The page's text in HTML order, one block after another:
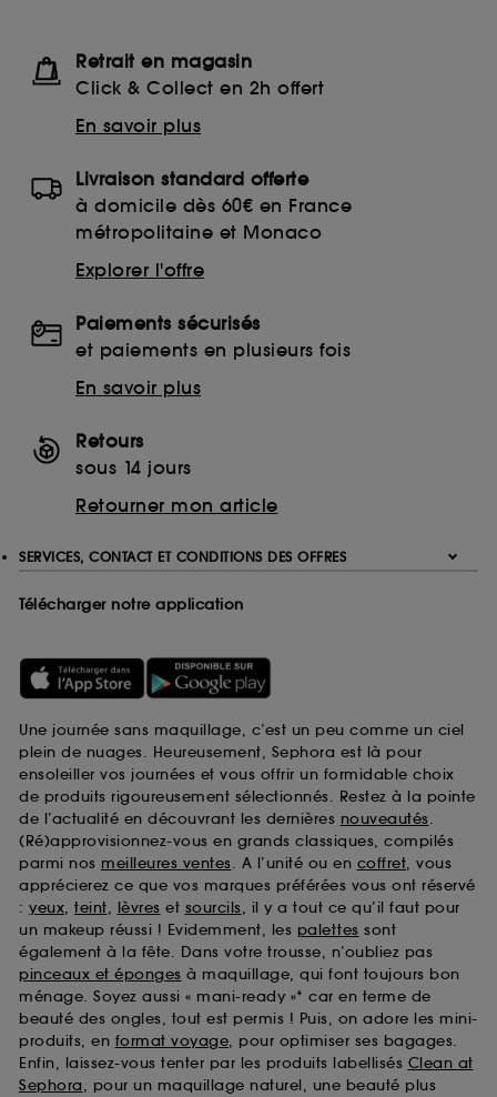
Retrait en magasin
Click & Collect en 2h offert
En savoir plus
Livraison standard offerte
à domicile dès 60€ en France
métropolitaine et Monaco
Explorer l'offre
Paiements sécurisés
et paiements en plusieurs fois
En savoir plus
Retours
sous 14 jours
Retourner mon article
SERVICES, CONTACT ET CONDITIONS DES OFFRES
Télécharger notre application
Une journée sans maquillage, c’est un peu comme un ciel
plein de nuages. Heureusement, Sephora est là pour
ensoleiller vos journées et vous offrir un formidable choix
de produits rigoureusement sélectionnés. Restez à la pointe
de l’actualité en découvrant les dernières nouveautés.
(Ré)approvisionnez-vous en grands classiques, compilés
parmi nos meilleures ventes. A l’unité ou en coffret, vous
apprécierez ce que vos marques préférées vous ont réservé
: yeux, teint, lèvres et sourcils, il y a tout ce qu’il faut pour
un makeup réussi ! Evidemment, les palettes sont
également à la fête. Dans votre trousse, n’oubliez pas
pinceaux et éponges à maquillage, qui font toujours bon
ménage. Soyez aussi « mani-ready »* car en terme de
beauté des ongles, tout est permis ! Puis, on adore les mini-
produits, en format voyage, pour optimiser ses bagages.
Enfin, laissez-vous tenter par les produits labellisés Clean at
Sephora, pour un maquillage naturel, une beauté plus